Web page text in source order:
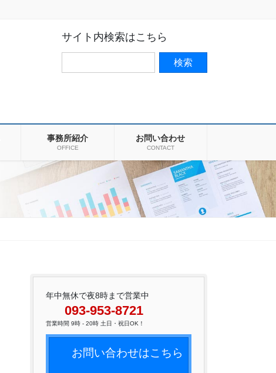
サイト内検索はこちら
事務所紹介
OFFICE
お問い合わせ
CONTACT
年中無休で夜8時まで営業中
093-953-8721
営業時間 9時 - 20時 土日・祝日OK！
お問い合わせはこちら